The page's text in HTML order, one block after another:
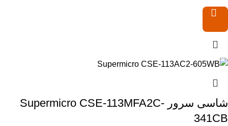
شاسی سرور Supermicro CSE-113MFA2C-
341CB